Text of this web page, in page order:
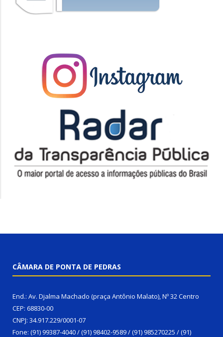
CÂMARA DE PONTA DE PEDRAS
End.: Av. Djalma Machado (praça Antônio Malato), Nº 32 Centro
CEP: 68830-00
CNPJ: 34.917.229/0001-07
Fone: (91) 99387-4040 / (91) 98402-9589 / (91) 985270225 / (91)